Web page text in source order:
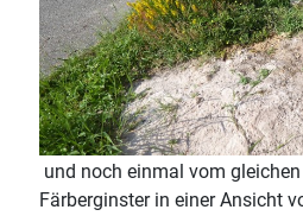
und noch einmal vom
Färberginster in einer Ansicht